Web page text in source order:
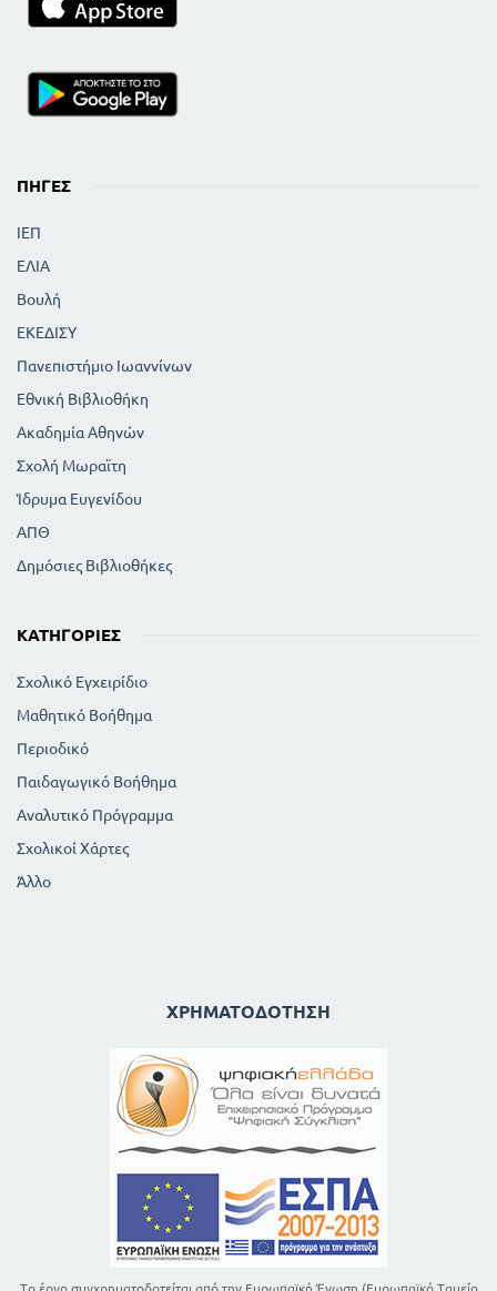
ΠΗΓΈΣ
ΙΕΠ
ΕΛΙΑ
Βουλή
ΕΚΕΔΙΣΥ
Πανεπιστήμιο Ιωαννίνων
Εθνική Βιβλιοθήκη
Ακαδημία Αθηνών
Σχολή Μωραϊτη
Ίδρυμα Ευγενίδου
ΑΠΘ
Δημόσιες Βιβλιοθήκες
ΚΑΤΗΓΟΡΊΕΣ
Σχολικό Εγχειρίδιο
Μαθητικό Βοήθημα
Περιοδικό
Παιδαγωγικό Βοήθημα
Αναλυτικό Πρόγραμμα
Σχολικοί Χάρτες
Άλλο
ΧΡΗΜΑΤΟΔΌΤΗΣΗ
Το έργο συγχρηματοδοτείται από την Ευρωπαϊκή Ένωση (Ευρωπαϊκό Ταμείο